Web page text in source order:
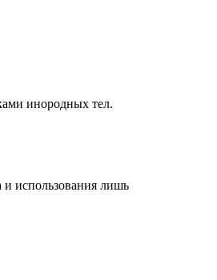
инородных тел.
и использования лишь